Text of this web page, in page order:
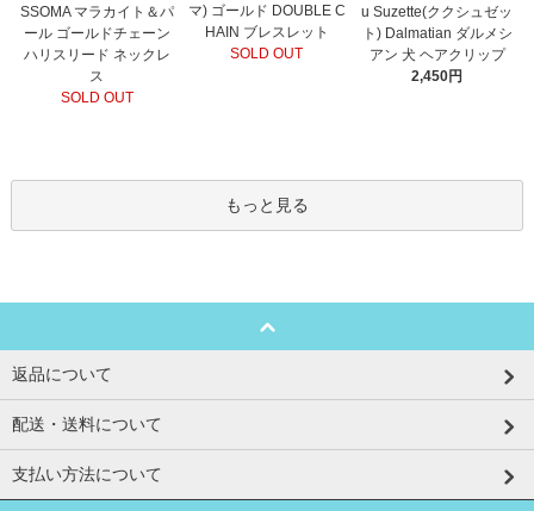
SSOMA マラカイト＆パ
ール ゴールドチェーン
ハリスリード ネックレ
ス
SOLD OUT
マ) ゴールド DOUBLE C
HAIN ブレスレット
SOLD OUT
u Suzette(ククシュゼッ
ト) Dalmatian ダルメシ
アン 犬 ヘアクリップ
2,450円
もっと見る
返品について
配送・送料について
支払い方法について